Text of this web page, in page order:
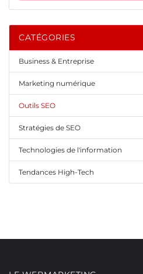
CATÉGORIES
Business & Entreprise
Marketing numérique
Outils SEO
Stratégies de SEO
Technologies de l'information
Tendances High-Tech